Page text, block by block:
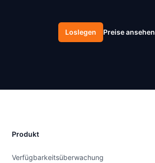
Loslegen Preise ansehen
Produkt
Verfügbarkeitsüberwachung